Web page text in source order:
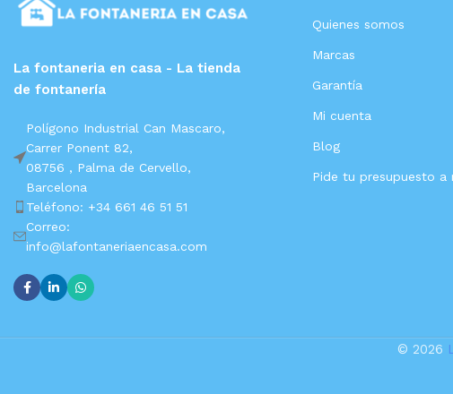
La fontaneria en casa - La tienda
de fontanería
Polígono Industrial Can Mascaro,
Carrer Ponent 82,
08756 , Palma de Cervello,
Barcelona
Teléfono: +34 661 46 51 51
Correo:
info@lafontaneriaencasa.com
Quienes somos
Marcas
Garantía
Mi cuenta
Blog
Pide tu presupuesto a
© 2026